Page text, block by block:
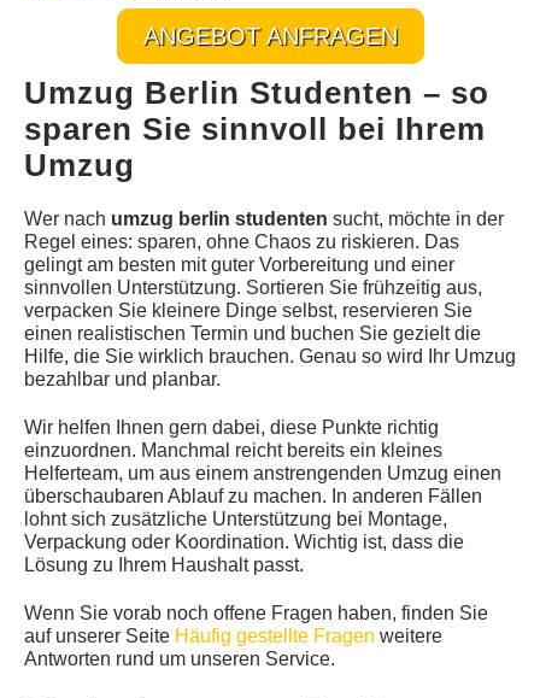
ANGEBOT ANFRAGEN
Umzug Berlin Studenten – so
sparen Sie sinnvoll bei Ihrem
Umzug
Wer nach umzug berlin studenten sucht, möchte in der
Regel eines: sparen, ohne Chaos zu riskieren. Das
gelingt am besten mit guter Vorbereitung und einer
sinnvollen Unterstützung. Sortieren Sie frühzeitig aus,
verpacken Sie kleinere Dinge selbst, reservieren Sie
einen realistischen Termin und buchen Sie gezielt die
Hilfe, die Sie wirklich brauchen. Genau so wird Ihr Umzug
bezahlbar und planbar.
Wir helfen Ihnen gern dabei, diese Punkte richtig
einzuordnen. Manchmal reicht bereits ein kleines
Helferteam, um aus einem anstrengenden Umzug einen
überschaubaren Ablauf zu machen. In anderen Fällen
lohnt sich zusätzliche Unterstützung bei Montage,
Verpackung oder Koordination. Wichtig ist, dass die
Lösung zu Ihrem Haushalt passt.
Wenn Sie vorab noch offene Fragen haben, finden Sie
auf unserer Seite Häufig gestellte Fragen weitere
Antworten rund um unseren Service.